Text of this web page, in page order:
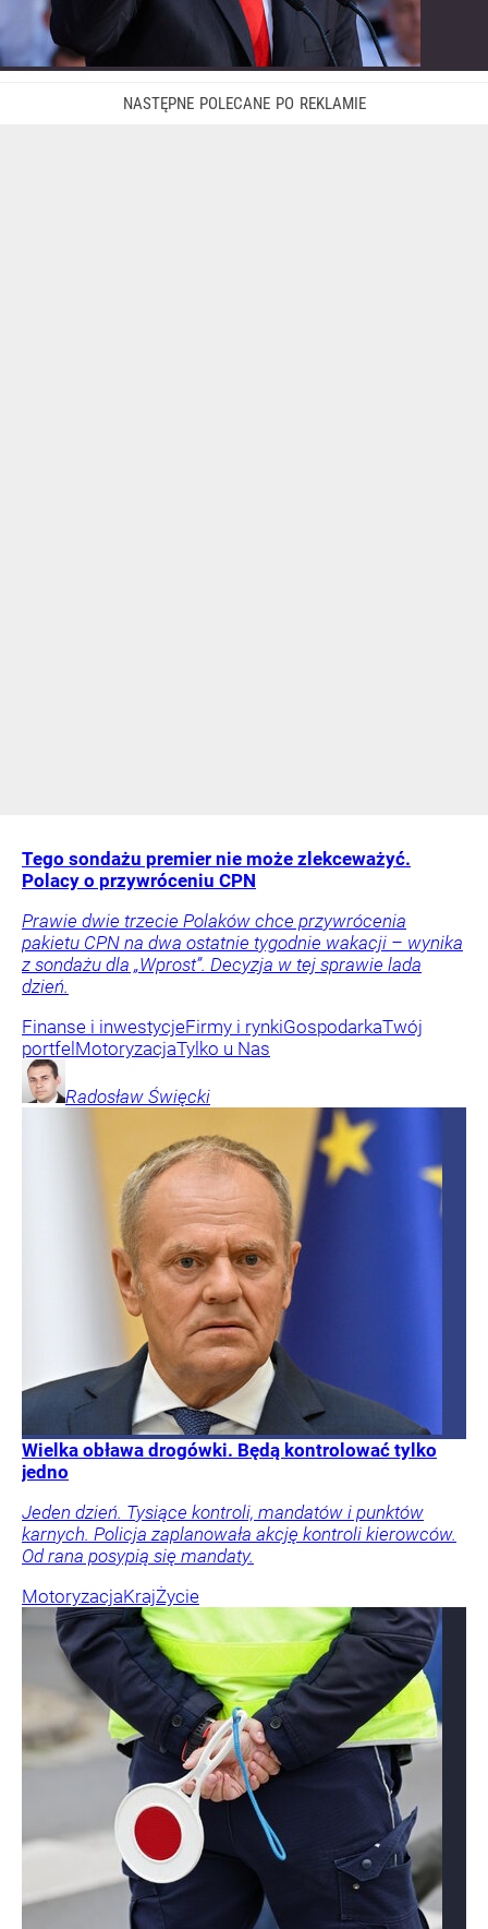
Tego sondażu premier nie może zlekceważyć.
Polacy o przywróceniu CPN
Prawie dwie trzecie Polaków chce przywrócenia
pakietu CPN na dwa ostatnie tygodnie wakacji – wynika
z sondażu dla „Wprost”. Decyzja w tej sprawie lada
dzień.
Finanse i inwestycjeFirmy i rynkiGospodarkaTwój
portfel MotoryzacjaTylko u Nas
Radosław Święcki
Wielka obława drogówki. Będą kontrolować tylko
jedno
Jeden dzień. Tysiące kontroli, mandatów i punktów
karnych. Policja zaplanowała akcję kontroli kierowców.
Od rana posypią się mandaty.
MotoryzacjaKrajŻycie